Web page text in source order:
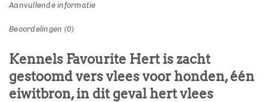
Aanvullende informatie
Beoordelingen (0)
Kennels Favourite Hert is zacht
gestoomd vers vlees voor honden, één
eiwitbron, in dit geval hert vlees